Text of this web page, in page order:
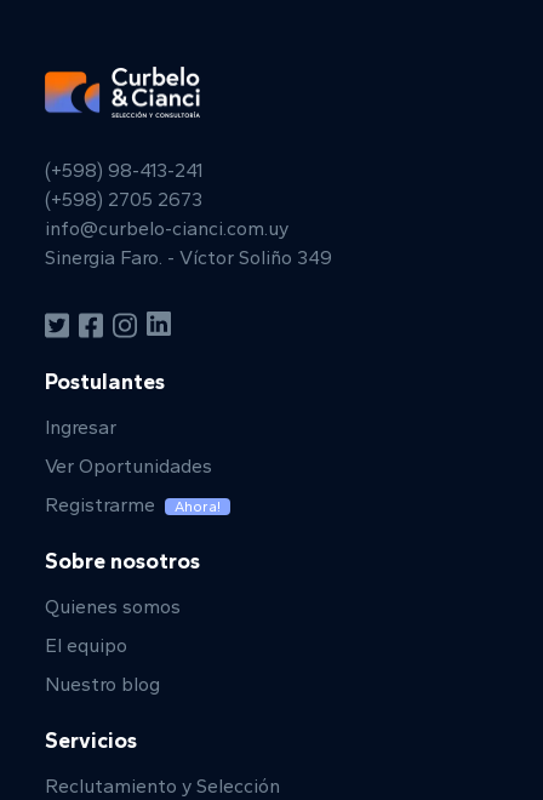
(+598) 98-413-241
(+598) 2705 2673
info@curbelo-cianci.com.uy
Sinergia Faro. - Víctor Soliño 349
Postulantes
Ingresar
Ver Oportunidades
Registrarme
Ahora!
Sobre nosotros
Quienes somos
El equipo
Nuestro blog
Servicios
Reclutamiento y Selección